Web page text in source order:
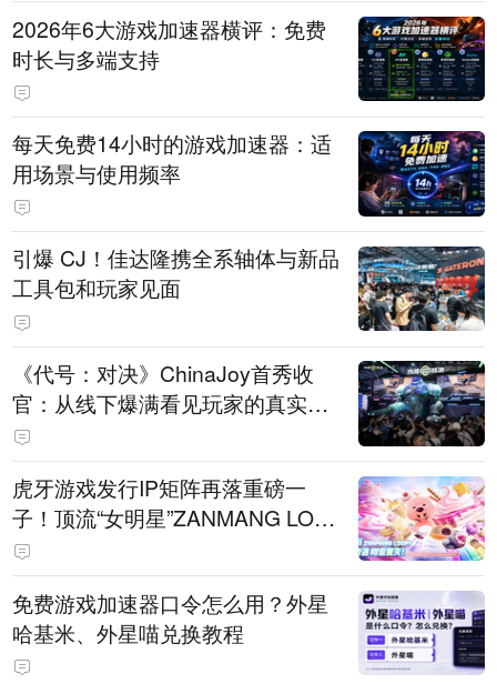
2026年6大游戏加速器横评：免费
时长与多端支持
每天免费14小时的游戏加速器：适
用场景与使用频率
引爆 CJ！佳达隆携全系轴体与新品
工具包和玩家见面
《代号：对决》ChinaJoy首秀收
官：从线下爆满看见玩家的真实期
待
虎牙游戏发行IP矩阵再落重磅一
子！顶流“女明星”ZANMANG LOO
PY 正版3D消除手游《消消奇遇》
惊喜曝光
免费游戏加速器口令怎么用？外星
哈基米、外星喵兑换教程